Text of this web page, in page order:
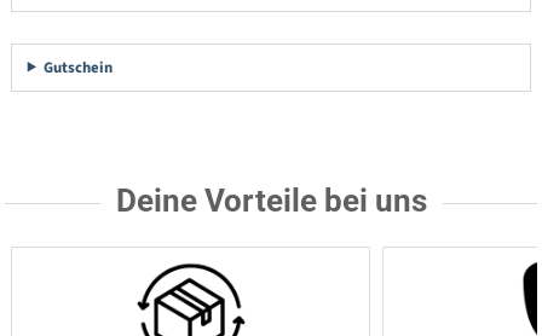
Gutschein
Deine Vorteile bei uns